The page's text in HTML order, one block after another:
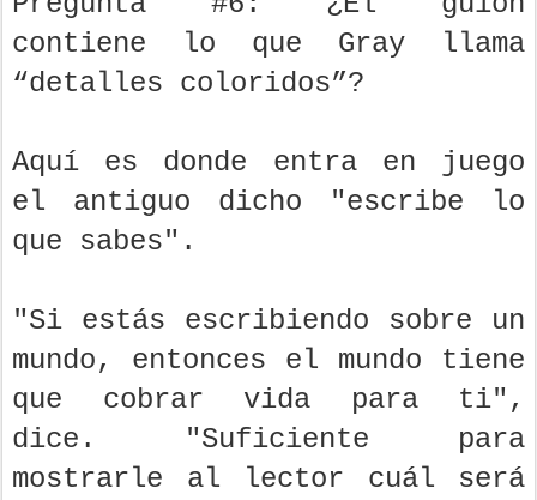
contiene lo que Gray llama
“detalles coloridos”?
Aquí es donde entra en juego
el antiguo dicho "escribe lo
que sabes".
"Si estás escribiendo sobre un
mundo, entonces el mundo tiene
que cobrar vida para ti",
dice. "Suficiente para
mostrarle al lector cuál será